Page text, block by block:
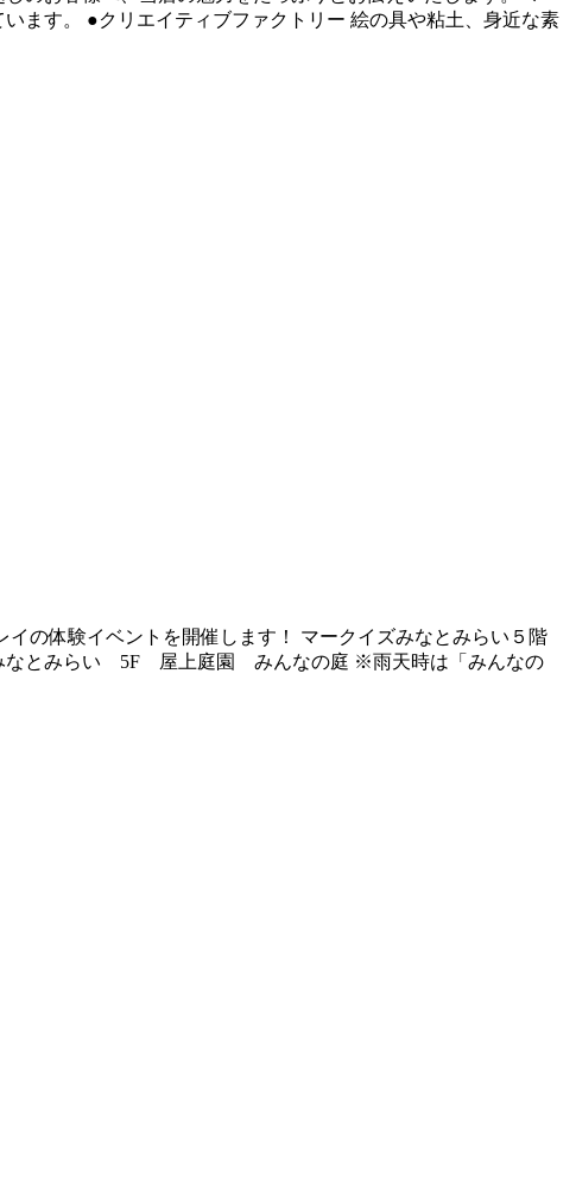
ます。 ●クリエイティブファクトリー 絵の具や粘土、身近な素
の体験イベントを開催します！ マークイズみなとみらい５階
みなとみらい 5F 屋上庭園 みんなの庭 ※雨天時は「みんなの